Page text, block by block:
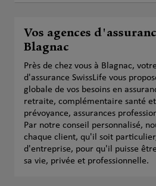
Vos agences
Blagnac
Près de chez vous à Blagnac,
d'assurance SwissLife vous
globale de vos besoins en
retraite, complémentaire santé et
prévoyance, assurances
Par notre conseil personnalisé,
chaque client, qu'il soit
d'entreprise, pour qu'il puisse
sa vie, privée et professionnelle.